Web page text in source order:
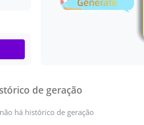
de geração
há histórico de geração